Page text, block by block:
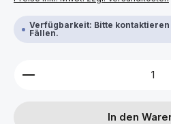
Verfügbarkeit: Bitte
Fällen.
Produkt Anzahl: Gib den
In den